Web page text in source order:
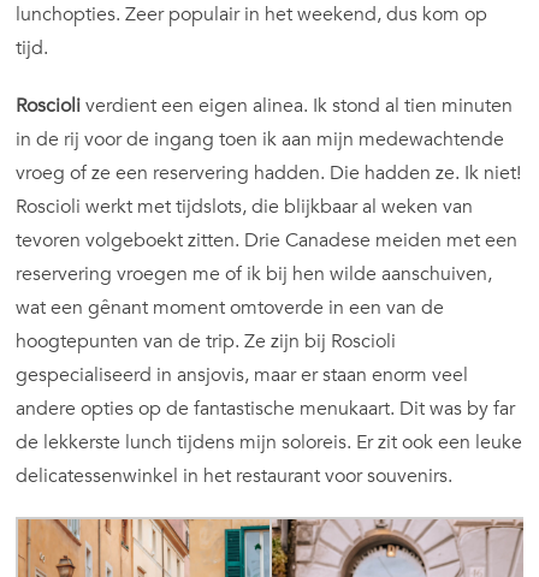
lunchopties. Zeer populair in het weekend, dus kom op
tijd.
Roscioliverdient een eigen alinea. Ik stond al tien minuten
in de rij voor de ingang toen ik aan mijn medewachtende
vroeg of ze een reservering hadden. Die hadden ze. Ik niet!
Roscioli werkt met tijdslots, die blijkbaar al weken van
tevoren volgeboekt zitten. Drie Canadese meiden met een
reservering vroegen me of ik bij hen wilde aanschuiven,
wat een gênant moment omtoverde in een van de
hoogtepunten van de trip. Ze zijn bij Roscioli
gespecialiseerd in ansjovis, maar er staan enorm veel
andere opties op de fantastische menukaart. Dit was by far
de lekkerste lunch tijdens mijn soloreis. Er zit ook een leuke
delicatessenwinkel in het restaurant voor souvenirs.